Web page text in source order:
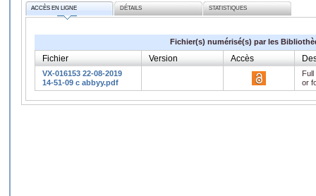
ACCÈS EN LIGNE DÉTAILS STATISTIQUES
Fichier(s) numérisé(s) par les
Fichier Version Accès
VX-016153 22-08-2019
14-51-09 c abbyy.pdf
or